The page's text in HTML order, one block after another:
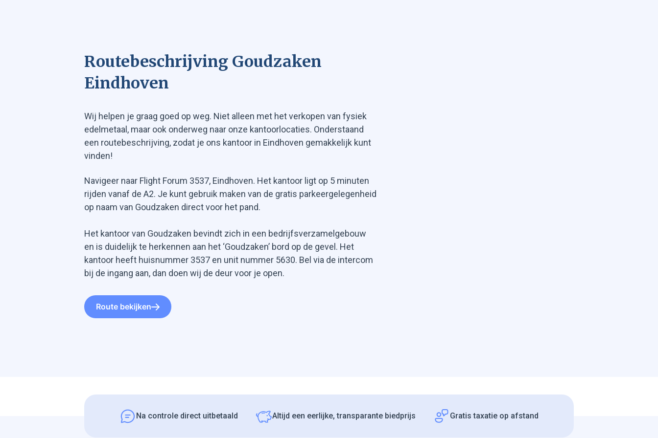
Routebeschrijving Goudzaken
Eindhoven
Wij helpen je graag goed op weg. Niet alleen met het verkopen van fysiek
edelmetaal, maar ook onderweg naar onze kantoorlocaties. Onderstaand
een routebeschrijving, zodat je ons kantoor in Eindhoven gemakkelijk kunt
vinden!
Navigeer naar Flight Forum 3537, Eindhoven. Het kantoor ligt op 5 minuten
rijden vanaf de A2. Je kunt gebruik maken van de gratis parkeergelegenheid
op naam van Goudzaken direct voor het pand.
Het kantoor van Goudzaken bevindt zich in een bedrijfsverzamelgebouw
en is duidelijk te herkennen aan het ‘Goudzaken’ bord op de gevel. Het
kantoor heeft huisnummer 3537 en unit nummer 5630. Bel via de intercom
bij de ingang aan, dan doen wij de deur voor je open.
Route bekijken
Na controle direct uitbetaald Altijd een eerlijke, transparante biedprijs Gratis taxatie op afstand